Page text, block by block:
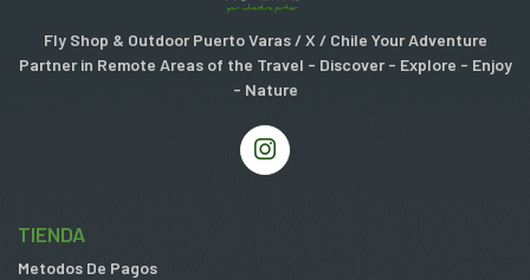
Fly Shop & Outdoor Puerto Varas / X / Chile Your Adventure
Partner in Remote Areas of the Travel - Discover - Explore - Enjoy
- Nature
TIENDA
Metodos De Pagos